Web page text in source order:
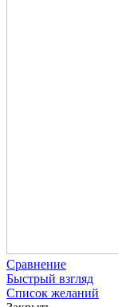
Сравнение
Быстрый взгляд
Список желаний